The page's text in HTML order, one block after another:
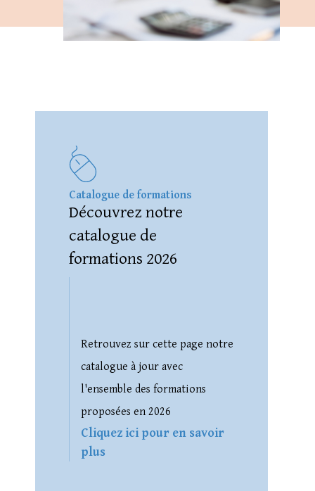
Catalogue de formations
Découvrez notre
catalogue de
formations 2026
Retrouvez sur cette page notre
catalogue à jour avec
l'ensemble des formations
proposées en 2026
Cliquez ici pour en savoir
plus